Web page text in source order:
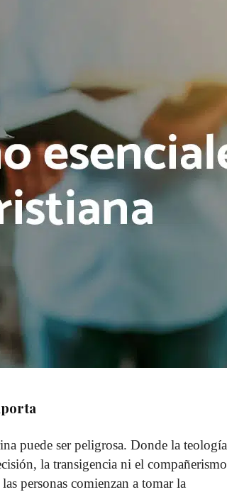
puede ser peligrosa. Donde la teología
la transigencia ni el compañerismo
personas comienzan a tomar la